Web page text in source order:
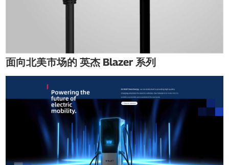
面向北美市场的 英杰 Blazer 系列